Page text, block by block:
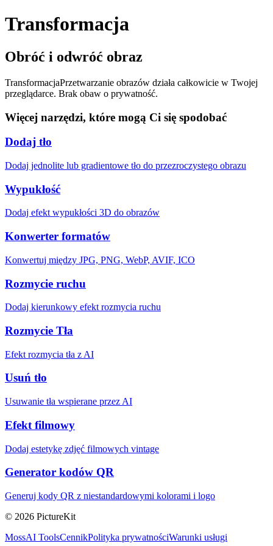
Transformacja
Obróć i odwróć obraz
TransformacjaPrzetwarzanie obrazów działa całkowicie w Twojej
przeglądarce. Brak obaw o prywatność.
Więcej narzędzi, które mogą Ci się spodobać
Dodaj tło
Dodaj jednolite lub gradientowe tło do przezroczystego obrazu
Wypukłość
Dodaj efekt wypukłości 3D do obrazów
Konwerter formatów
Konwertuj między JPG, PNG, WebP, AVIF, ICO
Rozmycie ruchu
Dodaj kierunkowy efekt rozmycia ruchu
Rozmycie Tła
Efekt rozmycia tła z AI
Usuń tło
Usuwanie tła wspierane przez AI
Efekt filmowy
Dodaj estetykę zdjęć filmowych vintage
Generator kodów QR
Generuj kody QR z niestandardowymi kolorami i logo
© 2026 PictureKit
MossAI ToolsCennikPolityka prywatnościWarunki usługi